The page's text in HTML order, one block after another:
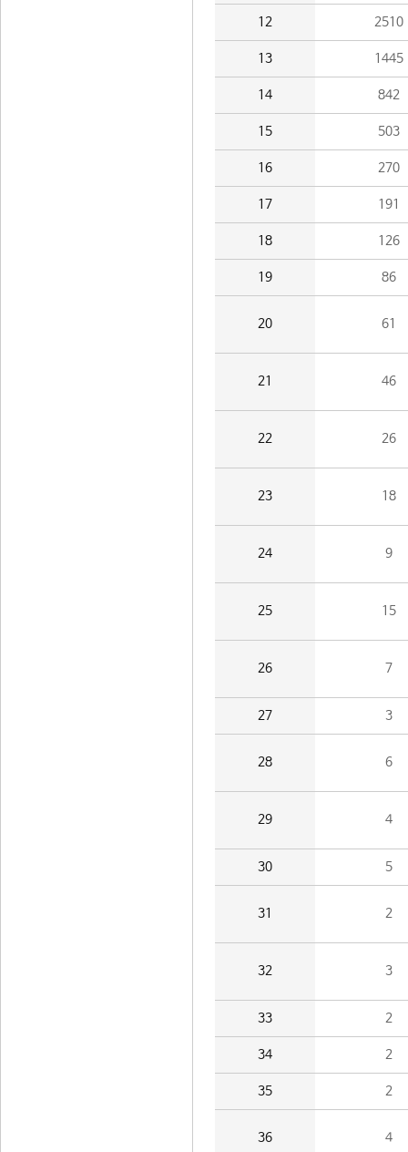
12 2510
13 1445
14 842
15 503
16 270
17 191
18 126
19 86
20 61
21 46
22 26
23 18
24 9
25 15
26 7
27 3
28 6
29 4
30 5
31 2
32 3
33 2
34 2
35 2
36 4